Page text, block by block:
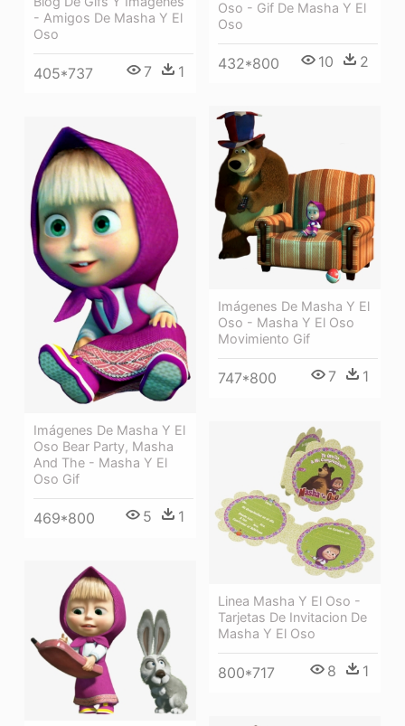
- Amigos De Masha Y El
Oso
405*737 7 1
Oso - Gif De Masha Y El
Oso
432*800 10 2
Imágenes De Masha Y El
Oso - Masha Y El Oso
Movimiento Gif
747*800 7 1
Imágenes De Masha Y El
Oso Bear Party, Masha
And The - Masha Y El
Oso Gif
469*800 5 1
Linea Masha Y El Oso -
Tarjetas De Invitacion De
Masha Y El Oso
800*717 8 1